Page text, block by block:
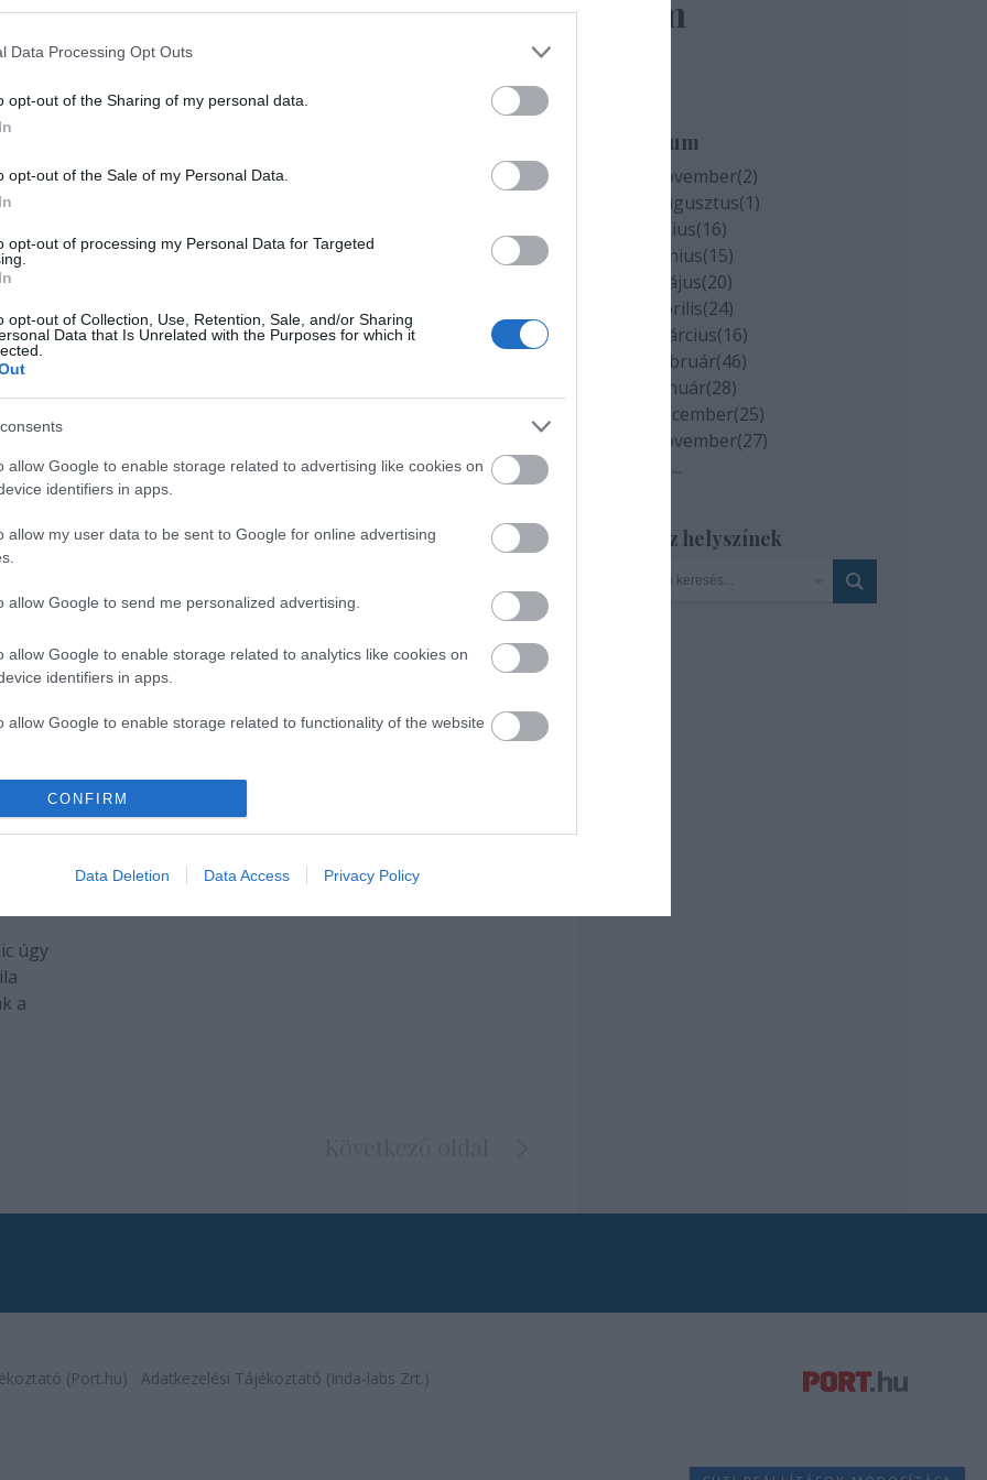
Data Processing Opt Outs
opt-out of the Sharing of my personal data.
opt-out of the Sale of my Personal Data.
opt-out of processing my Personal Data for Targeted
opt-out of Collection, Use, Retention, Sale, and/or Sharing
Data that Is Unrelated with the Purposes for which it
allow Google to enable storage related to advertising like cookies on
identifiers in apps.
allow my user data to be sent to Google for online advertising
allow Google to send me personalized advertising.
allow Google to enable storage related to analytics like cookies on
identifiers in apps.
allow Google to enable storage related to functionality of the website
allow Google to enable storage related to personalization.
functionality and fraud prevention, and other user protection.
CONFIRM
Data Deletion Data Access Privacy Policy
humora már most is a régi
valamilyen agyi érrendszeri elváltozás következménye.
Tahi Tóth Lászlót egy előadásról vitték
Tahi Tóth László rosszul lett előadás közben. Az Index
teátrum is megerősítette.
úgy
a
elem
Archívum
2020 november(2)
2020 augusztus(1)
2020 július(16)
2020 június(15)
2020 május(20)
2020 április(24)
2020 március(16)
2020 február(46)
2020 január(28)
2019 december(25)
2019 november(27)
...
Szinház helyszínek
(Port.hu) Adatkezelési Tájékoztató (Inda-labs Zrt.)